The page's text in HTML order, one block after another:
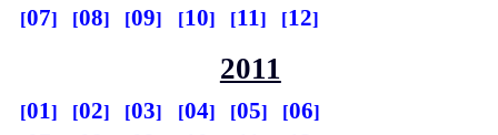
07
08 09 10 11 12
2011
01 02 03 04 05
06